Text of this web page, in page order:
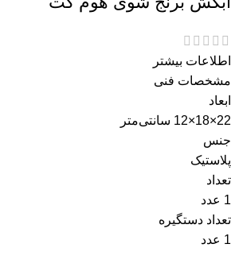
اطلاعات بیشتر
مشخصات فنی
ابعاد
22×18×12 سانتی‌متر
جنس
پلاستیک
تعداد
1 عدد
تعداد دستگیره
1 عدد